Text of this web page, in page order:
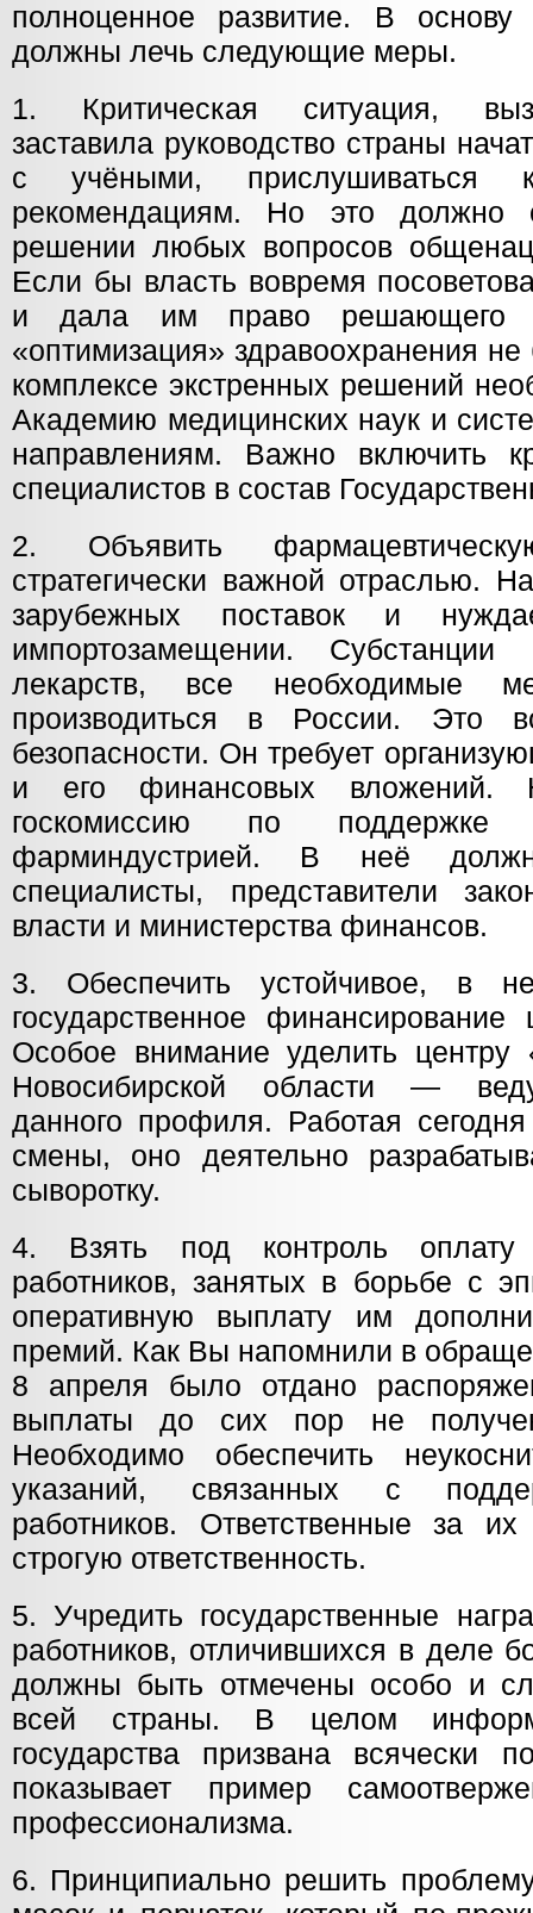
полноценное развитие. В основу
должны лечь следующие меры.
1. Критическая ситуация,
заставила руководство страны
с учёными,
рекомендациям. Но это должно
решении любых вопросов
Если бы власть вовремя
и дала им право решающего
«оптимизация» здравоохранения
комплексе экстренных решений
Академию медицинских наук и
направлениям. Важно включить
специалистов в состав
2. Объявить
стратегически важной отраслью.
зарубежных поставок и
импортозамещении.
лекарств, все необходимые
производиться в России. Это
безопасности. Он требует
и его финансовых вложений.
госкомиссию по
фарминдустрией. В неё
специалисты, представители
власти и министерства финансов.
3. Обеспечить устойчивое, в
государственное финансирование
Особое внимание уделить центру
Новосибирской области —
данного профиля. Работая сегодня
смены, оно деятельно
сыворотку.
4. Взять под контроль оплату
работников, занятых в борьбе с
оперативную выплату им
премий. Как Вы напомнили в
8 апреля было отдано
выплаты до сих пор не
Необходимо обеспечить
указаний, связанных с
работников. Ответственные за
строгую ответственность.
5. Учредить государственные
работников, отличившихся в деле
должны быть отмечены особо и
всей страны. В целом
государства призвана всячески
показывает пример
профессионализма.
6. Принципиально решить